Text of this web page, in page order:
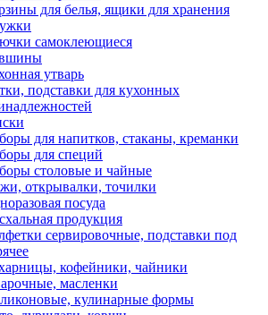
для белья, ящики для хранения
самоклеющиеся
утварь
подставки для кухонных
для напитков, стаканы, креманки
для специй
столовые и чайные
открывалки, точилки
посуда
продукция
сервировочные, подставки под
кофейники, чайники
масленки
кулинарные формы